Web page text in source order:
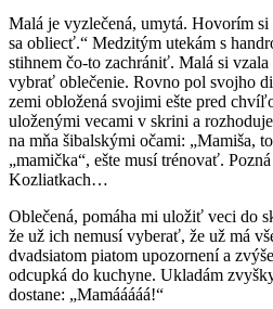
Malá je vyzlečená, umytá. Hovorím si
sa obliecť.“ Medzitým utekám s
stihnem čo-to zachrániť. Malá si
vybrať oblečenie. Rovno pol svojho
zemi obložená svojimi ešte pred
uloženými vecami v skrini a
na mňa šibalskými očami: „Mamiša,
„mamička“, ešte musí trénovať.
Kozliatkach…
Oblečená, pomáha mi uložiť veci do
že už ich nemusí vyberať, že už má
dvadsiatom piatom upozornení a
odcupká do kuchyne. Ukladám
dostane: „Mamááááá!“